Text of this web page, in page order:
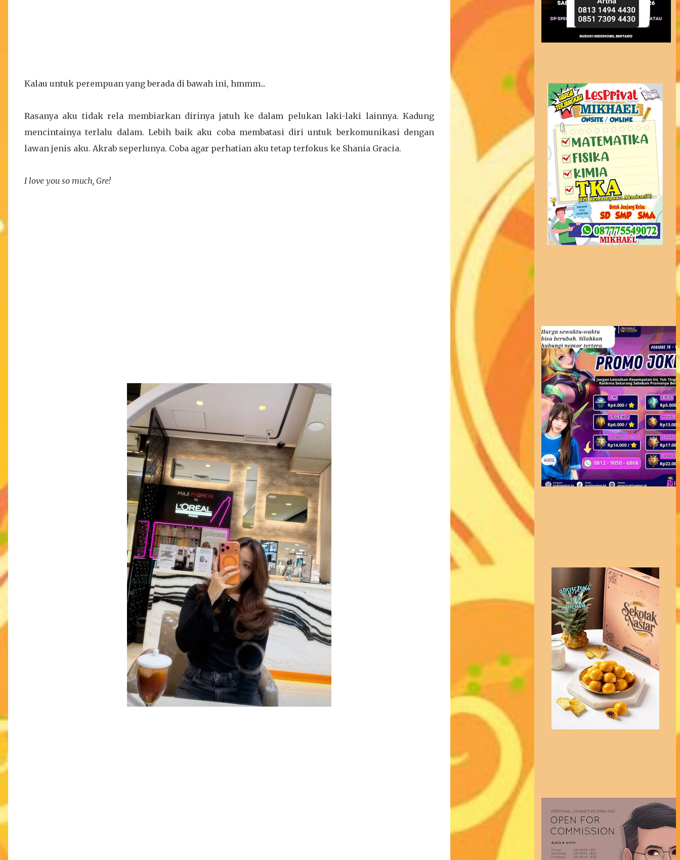
Kalau untuk perempuan yang berada di bawah ini, hmmm...
Rasanya aku tidak rela membiarkan dirinya jatuh ke dalam pelukan laki-laki lainnya. Kadung
mencintainya terlalu dalam. Lebih baik aku coba membatasi diri untuk berkomunikasi dengan
lawan jenis aku. Akrab seperlunya. Coba agar perhatian aku tetap terfokus ke Shania Gracia.
I love you so much, Gre!